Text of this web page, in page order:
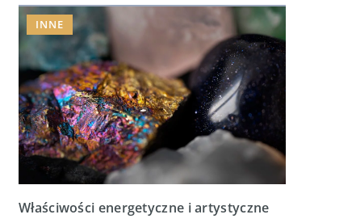
INNE
Właściwości energetyczne i artystyczne